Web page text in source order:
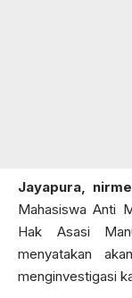
Jayapura,
Mahasiswa Anti
Hak Asasi
menyatakan
menginvestigasi